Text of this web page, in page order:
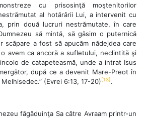
cu prisosinţă moştenitorilor
al hotărârii Lui, a intervenit cu
prin două lucruri nestrămutate, în care
să mintă, să găsim o puternică
scăpare a fost să apucăm nădejdea care
avem ca ancoră a sufletului, neclintită şi
de catapeteasmă, unde a intrat Isus
după ce a devenit Mare-Preot în
(Evrei 6:13, 17-20) [13] .
făgăduinţa Sa către Avraam printr-un